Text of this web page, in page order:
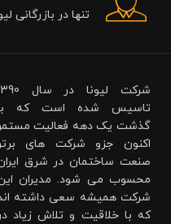
تنها در بازرگانی
شرکت لیونا در
تاسیس شده است که
گذشت یک دهه فعالیت مستمر
اکنون جزو شرکت های برتر
صنعت ساختمان در شرق
محسوب می شود. مدیران
شرکت همیشه سعی داشته
که با خلاقیت و تلاش زیاد در